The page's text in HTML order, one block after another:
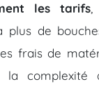
les tarifs,
plus de
frais de
complexité